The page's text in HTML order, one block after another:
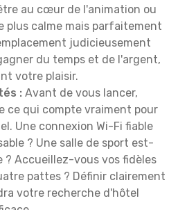
au cœur de l'animation ou
plus calme mais parfaitement
judicieusement
du temps et de l'argent,
votre plaisir.
: Avant de vous lancer,
ce qui compte vraiment pour
Une connexion Wi-Fi fiable
? Une salle de sport est-
? Accueillez-vous vos fidèles
pattes ? Définir clairement
votre recherche d'hôtel